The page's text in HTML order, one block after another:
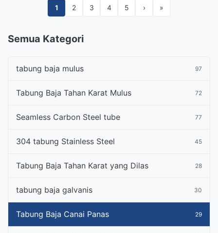
1 2 3 4 5 › »
Semua Kategori
tabung baja mulus 97
Tabung Baja Tahan Karat Mulus 72
Seamless Carbon Steel tube 77
304 tabung Stainless Steel 45
Tabung Baja Tahan Karat yang Dilas 28
tabung baja galvanis 30
Tabung Baja Canai Panas 29